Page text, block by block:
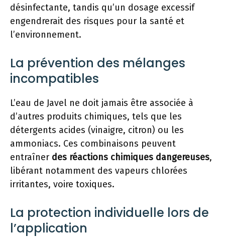
désinfectante, tandis qu’un dosage excessif
engendrerait des risques pour la santé et
l’environnement.
La prévention des mélanges
incompatibles
L’eau de Javel ne doit jamais être associée à
d’autres produits chimiques, tels que les
détergents acides (vinaigre, citron) ou les
ammoniacs. Ces combinaisons peuvent
entraîner des réactions chimiques dangereuses,
libérant notamment des vapeurs chlorées
irritantes, voire toxiques.
La protection individuelle lors de
l’application